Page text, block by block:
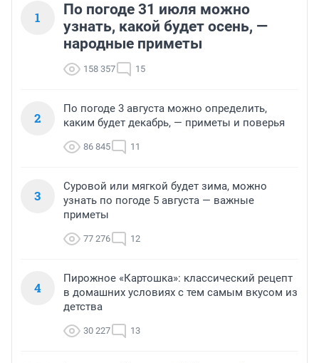
1
По погоде 31 июля можно
узнать, какой будет осень, —
народные приметы
158 357 15
2
По погоде 3 августа можно определить,
каким будет декабрь, — приметы и поверья
86 845 11
3
Суровой или мягкой будет зима, можно
узнать по погоде 5 августа — важные
приметы
77 276 12
4
Пирожное «Картошка»: классический рецепт
в домашних условиях с тем самым вкусом из
детства
30 227 13